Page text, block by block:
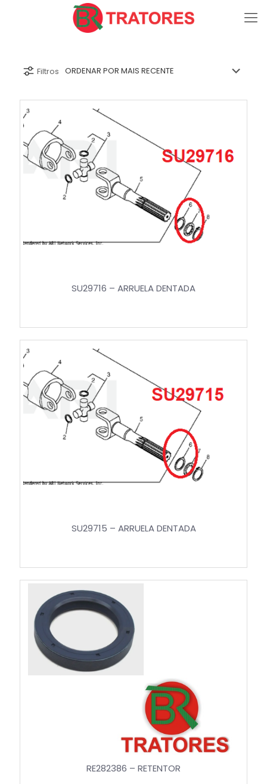
Filtros
SU29716 – ARRUELA DENTADA
SU29715 – ARRUELA DENTADA
RE282386 – RETENTOR